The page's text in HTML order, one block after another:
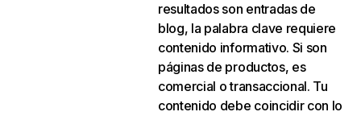
resultados son entradas de
blog, la palabra clave requiere
contenido informativo. Si son
páginas de productos, es
comercial o transaccional. Tu
contenido debe coincidir con lo